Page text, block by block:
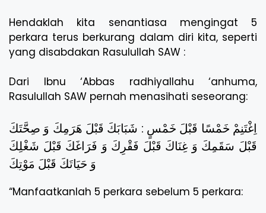
Hendaklah kita senantiasa mengingat 5
perkara terus berkurang dalam diri kita, seperti
yang disabdakan Rasulullah SAW :
Dari Ibnu ‘Abbas radhiyallahu ‘anhuma,
Rasulullah SAW pernah menasihati seseorang:
اِغْتَنِمْ خَمْسًا قَبْلَ خَمْسٍ : شَبَابَكَ قَبْلَ هَرَمِكَ وَ صِحَّتَكَ
قَبْلَ سَقَمِكَ وَ غِنَاكَ قَبْلَ فَقْرِكَ وَ فَرَاغَكَ قَبْلَ شَغْلِكَ
وَ حَيَاتَكَ قَبْلَ مَوْتِكَ
“Manfaatkanlah 5 perkara sebelum 5 perkara: